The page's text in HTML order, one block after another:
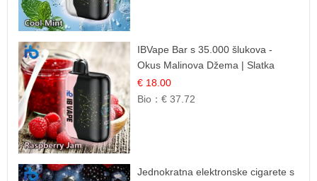
IBVape Bar s 35.000 šlukova -
Okus Malinova Džema | Slatka
Voćna Aroma
€ 18.00
Bio：€ 37.72
Jednokratna elektronske cigarete s